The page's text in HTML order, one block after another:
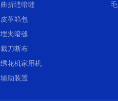
曲折缝暗缝
皮革箱包
埋夹暗缝
裁刀断布
绣花机家用机
辅助装置